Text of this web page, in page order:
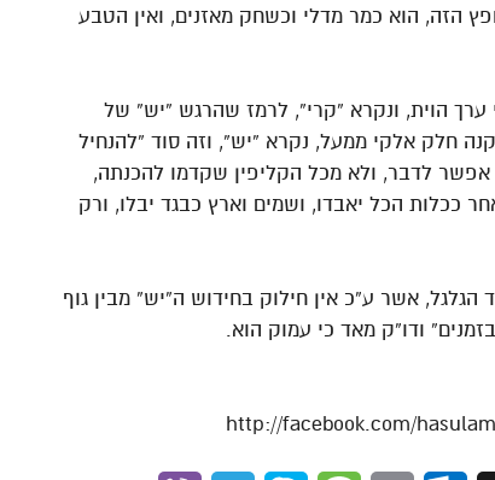
הזה, הוא כמר מדלי וכשחק מאזנים, ואין הטבע
הוית, ונקרא “קרי”, לרמז שהרגש “יש” של
חלק אלקי ממעל, נקרא “יש”, וזה סוד “להנחיל
אפשר לדבר, ולא מכל הקליפין שקדמו להכנתה,
הכל יאבדו, ושמים וארץ כבגד יבלו, ורק
הגלגל, אשר ע”כ אין חילוק בחידוש ה”יש” מבין גוף
ודו”ק מאד כי עמוק הוא.